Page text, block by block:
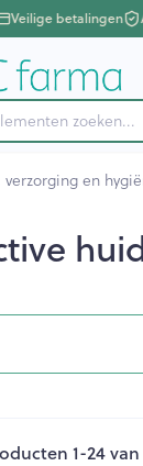
Veilige betalingen
en
1-24van